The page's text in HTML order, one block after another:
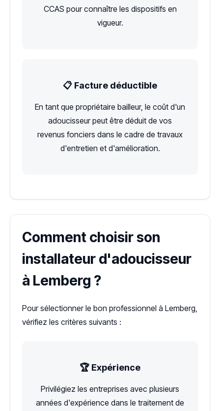
CCAS pour connaître les dispositifs en
vigueur.
📋 Facture déductible
En tant que propriétaire bailleur, le coût d'un
adoucisseur peut être déduit de vos
revenus fonciers dans le cadre de travaux
d'entretien et d'amélioration.
Comment choisir son
installateur d'adoucisseur
à Lemberg ?
Pour sélectionner le bon professionnel à Lemberg,
vérifiez les critères suivants :
🏆 Expérience
Privilégiez les entreprises avec plusieurs
années d'expérience dans le traitement de